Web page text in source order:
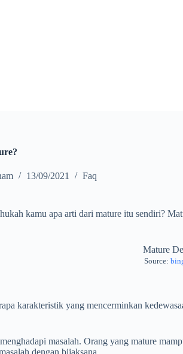
13/09/2021 Faq
kamu apa arti dari mature itu sendiri?
Source:
karakteristik yang mencerminkan
masalah. Orang yang mature
dengan bijaksana.